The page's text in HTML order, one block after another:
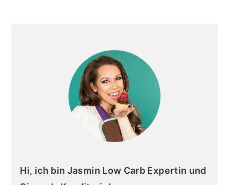
Hi, ich bin Jasmin Low Carb Expertin und